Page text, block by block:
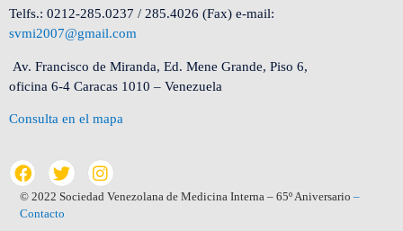
Telfs.: 0212-285.0237 / 285.4026 (Fax) e-mail:
svmi2007@gmail.com
Av. Francisco de Miranda, Ed. Mene Grande, Piso 6,
oficina 6-4 Caracas 1010 – Venezuela
Consulta en el mapa
© 2022 Sociedad Venezolana de Medicina Interna – 65º Aniversario –
Contacto